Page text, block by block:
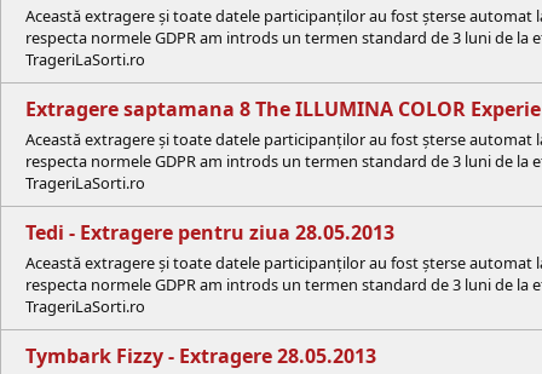
Această extragere și toate datele participanților au fost șterse
respecta normele GDPR am introds un termen standard de 3 luni de
TrageriLaSorti.ro
Extragere saptamana 8 The ILLUMINA COLOR
Această extragere și toate datele participanților au fost șterse
respecta normele GDPR am introds un termen standard de 3 luni de
TrageriLaSorti.ro
Tedi - Extragere pentru ziua 28.05.2013
Această extragere și toate datele participanților au fost șterse
respecta normele GDPR am introds un termen standard de 3 luni de
TrageriLaSorti.ro
Tymbark Fizzy - Extragere 28.05.2013